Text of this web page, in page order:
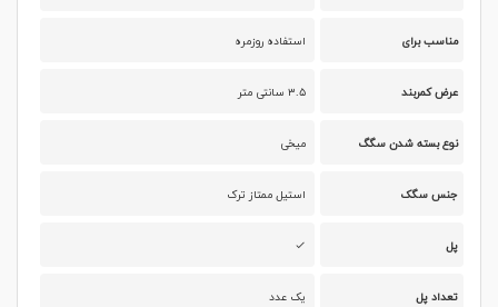
مناسب برای استفاده روزمره
عرض کمربند ۳.۵ سانتی متر
نوع بسته شدن سگگ میخی
جنس سگک استیل ممتاز ترک
پل
تعداد پل یک عدد